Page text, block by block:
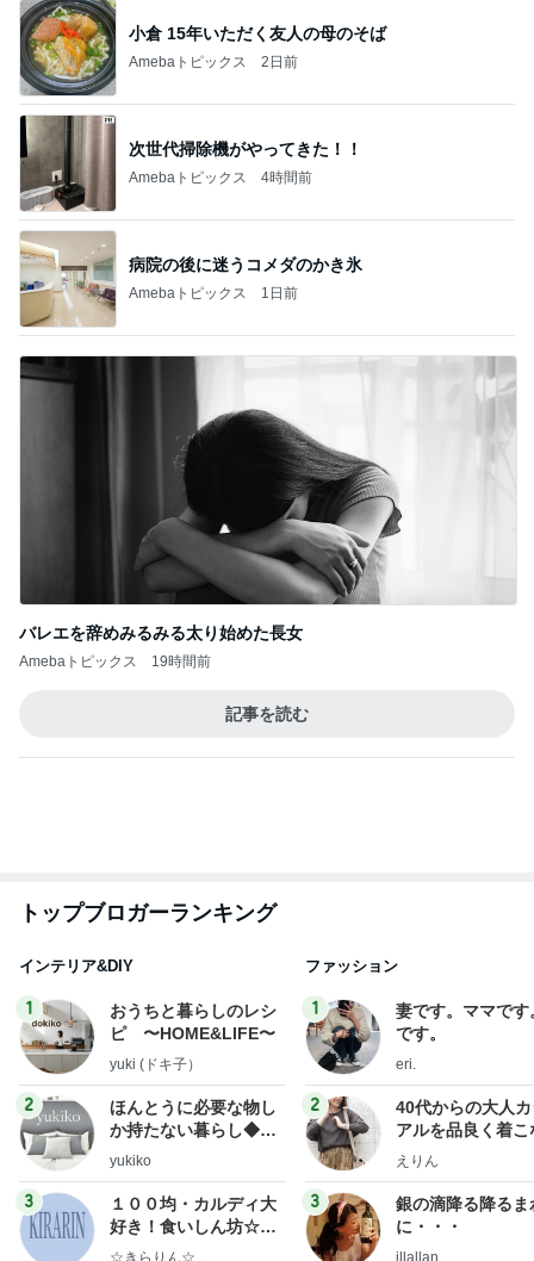
小倉 15年いただく友人の母のそば
Amebaトピックス 2日前
次世代掃除機がやってきた！！
Amebaトピックス 4時間前
病院の後に迷うコメダのかき氷
Amebaトピックス 1日前
バレエを辞めみるみる太り始めた長女
Amebaトピックス 19時間前
記事を読む
トップブロガーランキング
インテリア&DIY
1
おうちと暮らしのレシ
ピ 〜HOME&LIFE〜
yuki (ドキ子）
2
ほんとうに必要な物し
か持たない暮らし◆Ke
ep Life Simple◆〜イ
yukiko
3
１００均・カルディ大
好き！食いしん坊☆き
らりん☆のブログ
☆きらりん☆
ファッション
1
妻です。ママです
です。
eri.
2
40代からの大人
アルを品良く着こ
ファッションブロ
えりん
3
銀の滴降る降るま
に・・・
illallan